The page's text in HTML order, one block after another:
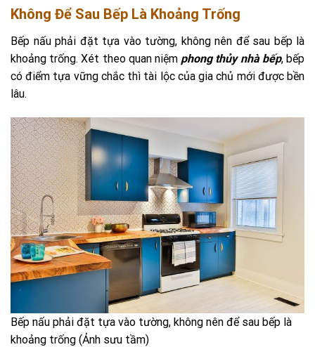
Không Để Sau Bếp Là Khoảng Trống
Bếp nấu phải đặt tựa vào tường, không nên để sau bếp là
khoảng trống. Xét theo quan niệm phong thủy nhà bếp, bếp
có điểm tựa vững chắc thì tài lộc của gia chủ mới được bền
lâu.
Bếp nấu phải đặt tựa vào tường, không nên để sau bếp là
khoảng trống (Ảnh sưu tầm)